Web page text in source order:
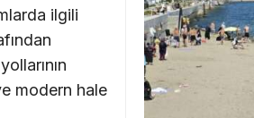
ilgili
modern hale